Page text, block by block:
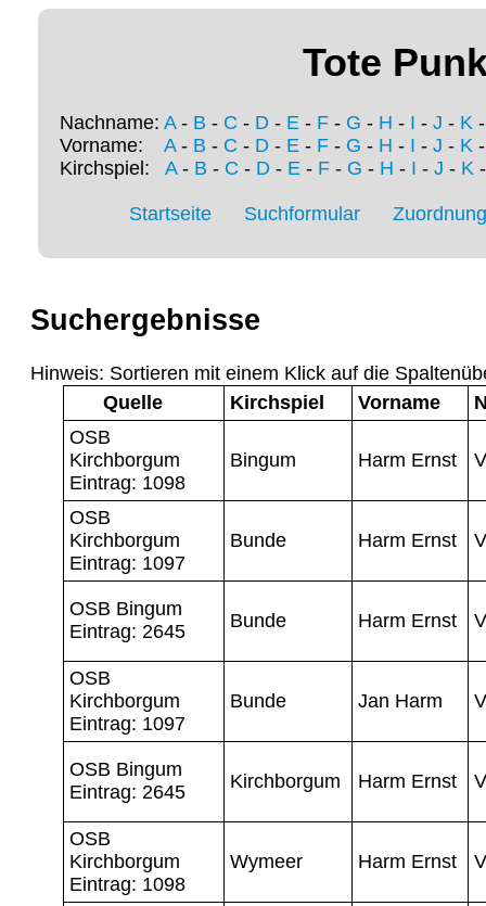
Tote
Nachname: A- B - C - D - E - F - G - H - I - J - K
Vorname: A- B - C - D - E - F - G - H - I - J - K
Kirchspiel: A- B - C - D- E- F- G - H - I - J - K
Startseite Suchformular
Suchergebnisse
Hinweis: Sortieren mit einem Klick auf die
Quelle
Kirchspiel Vorname
OSB
Kirchborgum
Eintrag: 1098
Bingum Harm Ernst
OSB
Kirchborgum
Eintrag: 1097
Bunde Harm Ernst
OSB Bingum
Eintrag: 2645
Bunde Harm Ernst
OSB
Kirchborgum
Eintrag: 1097
Bunde Jan Harm
OSB Bingum
Eintrag: 2645
Kirchborgum Harm Ernst
OSB
Kirchborgum
Eintrag: 1098
Wymeer Harm Ernst